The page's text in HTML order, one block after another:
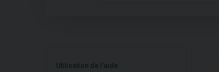
Utilisation de l'aide